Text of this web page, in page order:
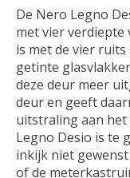
De Nero Legno
met vier verdiepte
is met de vier
getinte
deze deur meer
deur en geeft
uitstraling aan
Legno Desio is te
inkijk niet
of de